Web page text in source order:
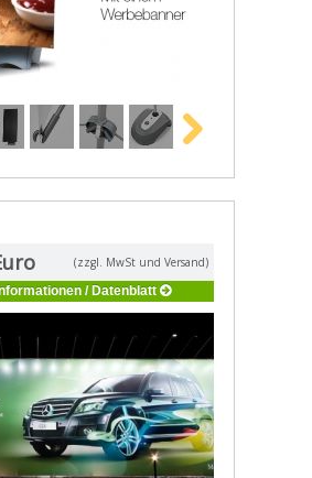
(zzgl. MwSt und Versand)
/ Datenblatt